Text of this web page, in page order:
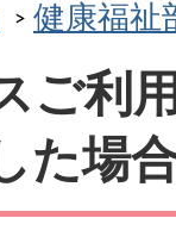
健康福祉
ご利
た場